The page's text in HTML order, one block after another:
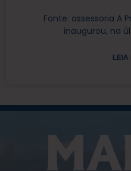
Fonte: assessoria A
inaugurou, na
LEIA